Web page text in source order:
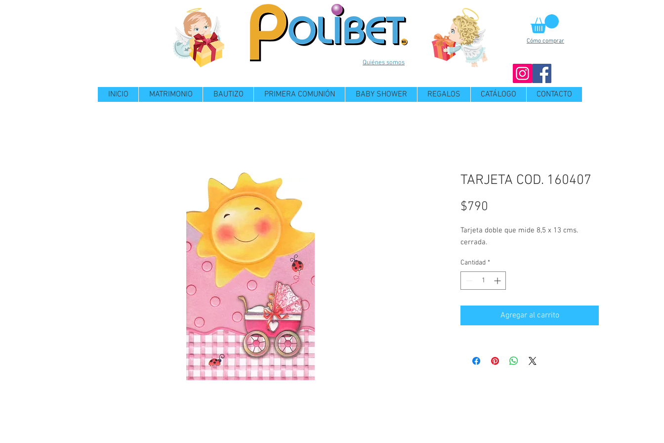
Quiénes somos
Cómo comprar
INICIO MATRIMONIO BAUTIZO PRIMERA COMUNIÓN BABY SHOWER REGALOS CATÁLOGO CONTACTO
TARJETA COD. 160407
$790
Tarjeta doble que mide 8,5 x 13 cms.
cerrada.
Cantidad *
Agregar al carrito